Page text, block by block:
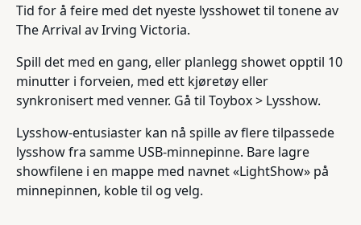
Tid for å feire med det nyeste lysshowet til tonene av
The Arrival av Irving Victoria.
Spill det med en gang, eller planlegg showet opptil 10
minutter i forveien, med ett kjøretøy eller
synkronisert med venner. Gå til Toybox > Lysshow.
Lysshow-entusiaster kan nå spille av flere tilpassede
lysshow fra samme USB-minnepinne. Bare lagre
showfilene i en mappe med navnet «LightShow» på
minnepinnen, koble til og velg.